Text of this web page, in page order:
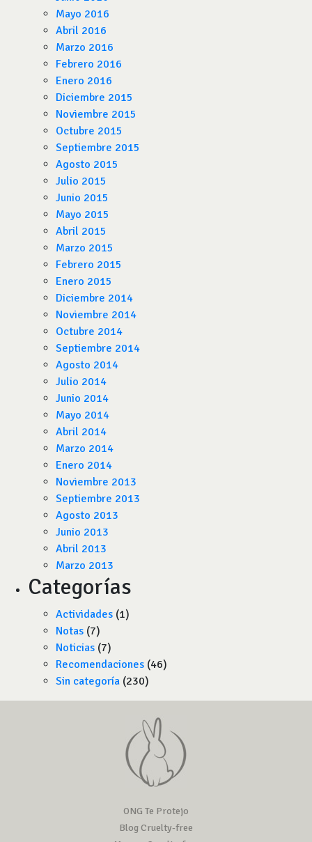
Mayo 2016
Abril 2016
Marzo 2016
Febrero 2016
Enero 2016
Diciembre 2015
Noviembre 2015
Octubre 2015
Septiembre 2015
Agosto 2015
Julio 2015
Junio 2015
Mayo 2015
Abril 2015
Marzo 2015
Febrero 2015
Enero 2015
Diciembre 2014
Noviembre 2014
Octubre 2014
Septiembre 2014
Agosto 2014
Julio 2014
Junio 2014
Mayo 2014
Abril 2014
Marzo 2014
Enero 2014
Noviembre 2013
Septiembre 2013
Agosto 2013
Junio 2013
Abril 2013
Marzo 2013
Categorías
Actividades (1)
Notas (7)
Noticias (7)
Recomendaciones (46)
Sin categoría (230)
ONG Te Protejo
Blog Cruelty-free